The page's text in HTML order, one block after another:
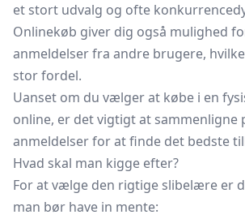
et stort udvalg og ofte
Onlinekøb giver dig også mulighed
anmeldelser fra andre brugere,
stor fordel.
Uanset om du vælger at købe i en
online, er det vigtigt at sammenligne
anmeldelser for at finde det bedste
Hvad skal man kigge efter?
For at vælge den rigtige slibelære er
man bør have in mente: